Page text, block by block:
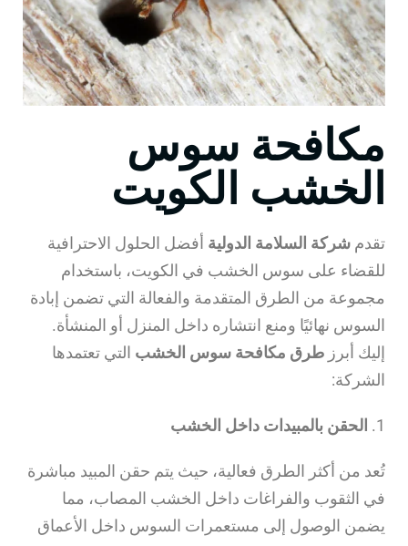
مكافحة سوس
الخشب الكويت
تقدم شركة السلامة الدولية أفضل الحلول الاحترافية
للقضاء على سوس الخشب في الكويت، باستخدام
مجموعة من الطرق المتقدمة والفعالة التي تضمن إبادة
السوس نهائيًا ومنع انتشاره داخل المنزل أو المنشأة.
إليك أبرز طرق مكافحة سوس الخشب التي تعتمدها
الشركة:
1. الحقن بالمبيدات داخل الخشب
تُعد من أكثر الطرق فعالية، حيث يتم حقن المبيد مباشرة
في الثقوب والفراغات داخل الخشب المصاب، مما
يضمن الوصول إلى مستعمرات السوس داخل الأعماق